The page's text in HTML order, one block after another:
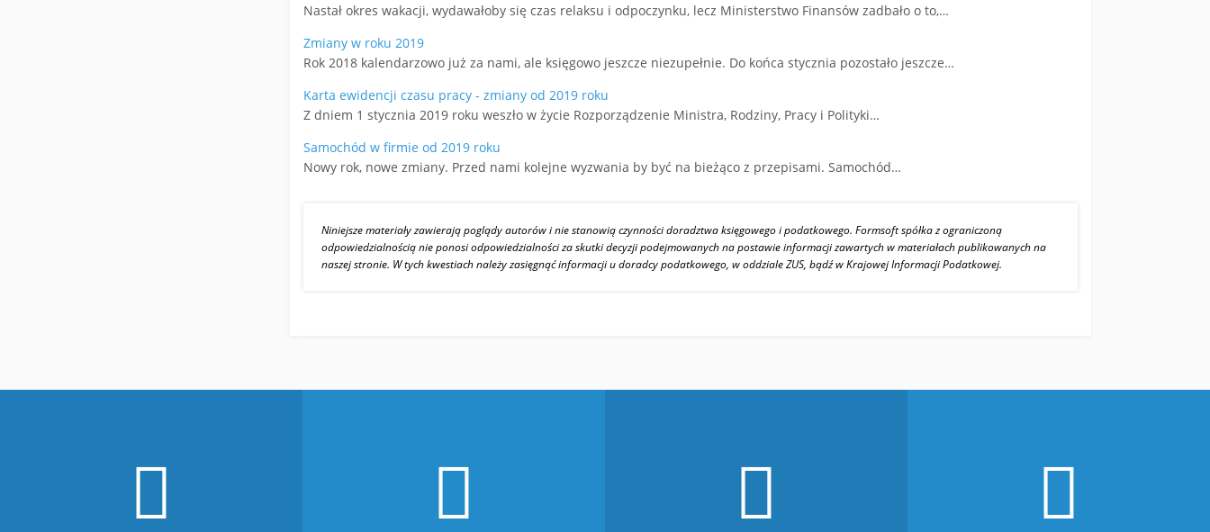
Nastał okres wakacji, wydawałoby się czas relaksu i odpoczynku, lecz Ministerstwo Finansów zadbało o to,…
Zmiany w roku 2019
Rok 2018 kalendarzowo już za nami, ale księgowo jeszcze niezupełnie. Do końca stycznia pozostało jeszcze…
Karta ewidencji czasu pracy - zmiany od 2019 roku
Z dniem 1 stycznia 2019 roku weszło w życie Rozporządzenie Ministra, Rodziny, Pracy i Polityki…
Samochód w firmie od 2019 roku
Nowy rok, nowe zmiany. Przed nami kolejne wyzwania by być na bieżąco z przepisami. Samochód…
Niniejsze materiały zawierają poglądy autorów i nie stanowią czynności doradztwa księgowego i podatkowego. Formsoft spółka z ograniczoną
odpowiedzialnością nie ponosi odpowiedzialności za skutki decyzji podejmowanych na postawie informacji zawartych w materiałach publikowanych na
naszej stronie. W tych kwestiach należy zasięgnąć informacji u doradcy podatkowego, w oddziale ZUS, bądź w Krajowej Informacji Podatkowej.